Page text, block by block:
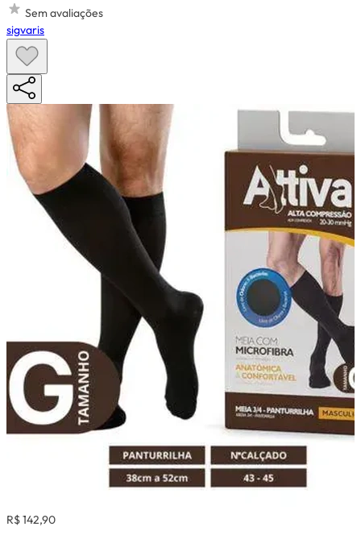
Sem avaliações
sigvaris
R$ 142,90